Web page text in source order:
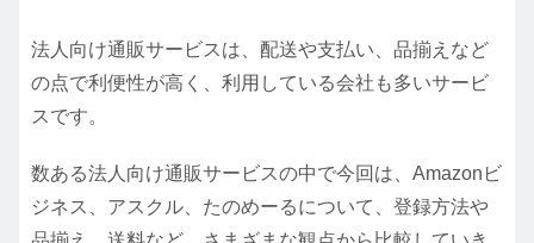
法人向け通販サービスは、配送や支払い、品揃えなど
の点で利便性が高く、利用している会社も多いサービ
スです。
数ある法人向け通販サービスの中で今回は、Amazonビ
ジネス、アスクル、たのめーるについて、登録方法や